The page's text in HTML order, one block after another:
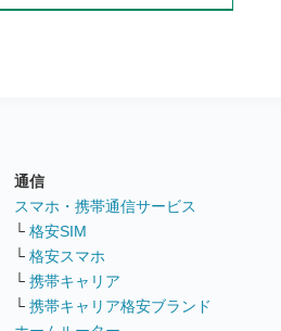
通信
スマホ・携帯通信サービス
└ 格安SIM
└ 格安スマホ
└ 携帯キャリア
└ 携帯キャリア格安ブランド